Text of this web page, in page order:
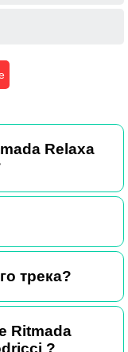
Relaxa
трека?
Ritmada
?